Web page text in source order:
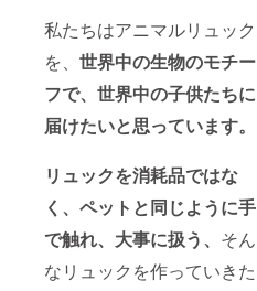
私たちはアニマルリュック
を、 世界中の生物のモチー
フで、 世界中の子供たちに
届けたいと思っています。
リュックを消耗品ではな
く、ペットと同じように手
で触れ、大事に扱う、 そん
なリュックを作っていきた